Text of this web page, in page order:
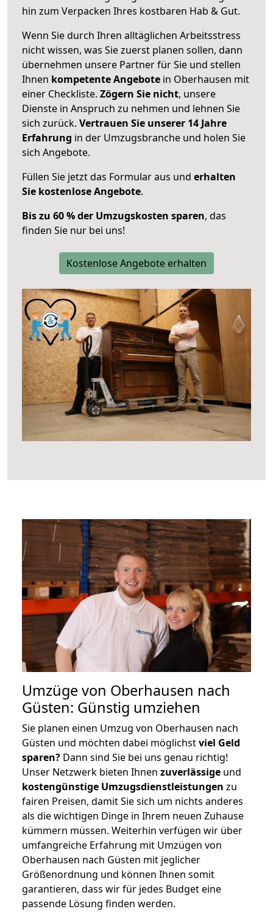
hin zum Verpacken Ihres kostbaren Hab & Gut.
Wenn Sie durch Ihren alltäglichen Arbeitsstress
nicht wissen, was Sie zuerst planen sollen, dann
übernehmen unsere Partner für Sie und stellen
Ihnen kompetente Angebote in Oberhausen mit
einer Checkliste. Zögern Sie nicht, unsere
Dienste in Anspruch zu nehmen und lehnen Sie
sich zurück. Vertrauen Sie unserer 14 Jahre
Erfahrung in der Umzugsbranche und holen Sie
sich Angebote.
Füllen Sie jetzt das Formular aus und erhalten
Sie kostenlose Angebote.
Bis zu 60 % der Umzugskosten sparen, das
finden Sie nur bei uns!
Kostenlose Angebote erhalten
Umzüge von Oberhausen nach
Güsten: Günstig umziehen
Sie planen einen Umzug von Oberhausen nach
Güsten und möchten dabei möglichstviel Geld
sparen? Dann sind Sie bei uns genau richtig!
Unser Netzwerk bieten Ihnen zuverlässige und
kostengünstige Umzugsdienstleistungen zu
fairen Preisen, damit Sie sich um nichts anderes
als die wichtigen Dinge in Ihrem neuen Zuhause
kümmern müssen. Weiterhin verfügen wir über
umfangreiche Erfahrung mit Umzügen von
Oberhausen nach Güsten mit jeglicher
Größenordnung und können Ihnen somit
garantieren, dass wir für jedes Budget eine
passende Lösung finden werden.